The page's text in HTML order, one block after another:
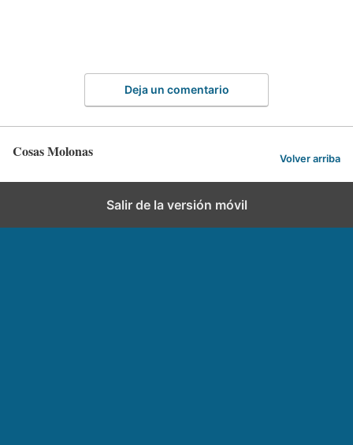
Deja un comentario
Cosas Molonas Volver arriba
Salir de la versión móvil